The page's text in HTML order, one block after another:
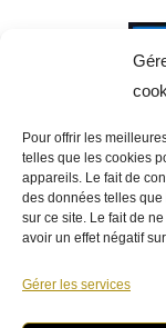
Pour offrir les
telles que les cookies
appareils. Le fait de
des données telles
sur ce site. Le fait de
avoir un effet négatif
Gérer les services